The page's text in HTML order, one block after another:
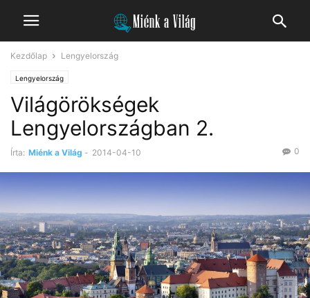
Kezdőlap Lengyelország
Lengyelország
Világörökségek
Lengyelországban 2.
Írta: Miénk a Világ - 2014-04-10 0